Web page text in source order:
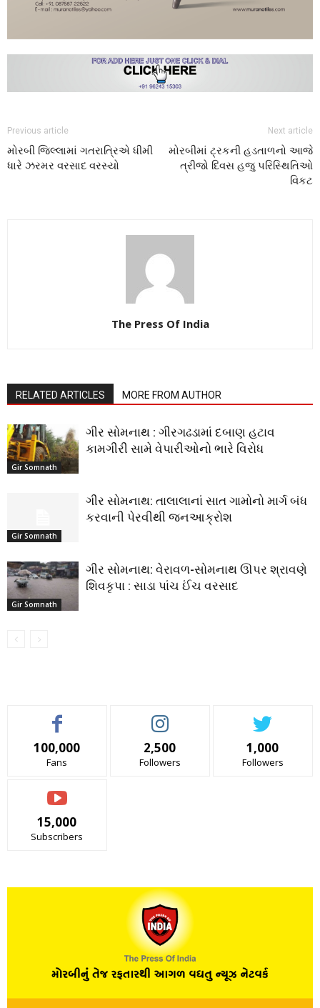
Previous article
મોરબી જિલ્લામાં ગતરાત્રિએ ધીમી
ધારે ઝરમર વરસાદ વરસ્યો
Next article
મોરબીમાં ટ્રકની હડતાળનો આજે
ત્રીજો દિવસ હજુ પરિસ્થિતિઓ
વિકટ
The Press Of India
RELATED ARTICLES MORE FROM AUTHOR
Gir Somnath
ગીર સોમનાથ : ગીરગઢડામાં દબાણ હટાવ
કામગીરી સામે વેપારીઓનો ભારે વિરોધ
Gir Somnath
ગીર સોમનાથ: તાલાલાનાં સાત ગામોનો માર્ગ બંધ
કરવાની પેરવીથી જનઆક્રોશ
Gir Somnath
ગીર સોમનાથ: વેરાવળ-સોમનાથ ઊપર શ્રાવણે
શિવકૃપા : સાડા પાંચ ઈંચ વરસાદ
100,000
Fans
2,500
Followers
1,000
Followers
15,000
Subscribers